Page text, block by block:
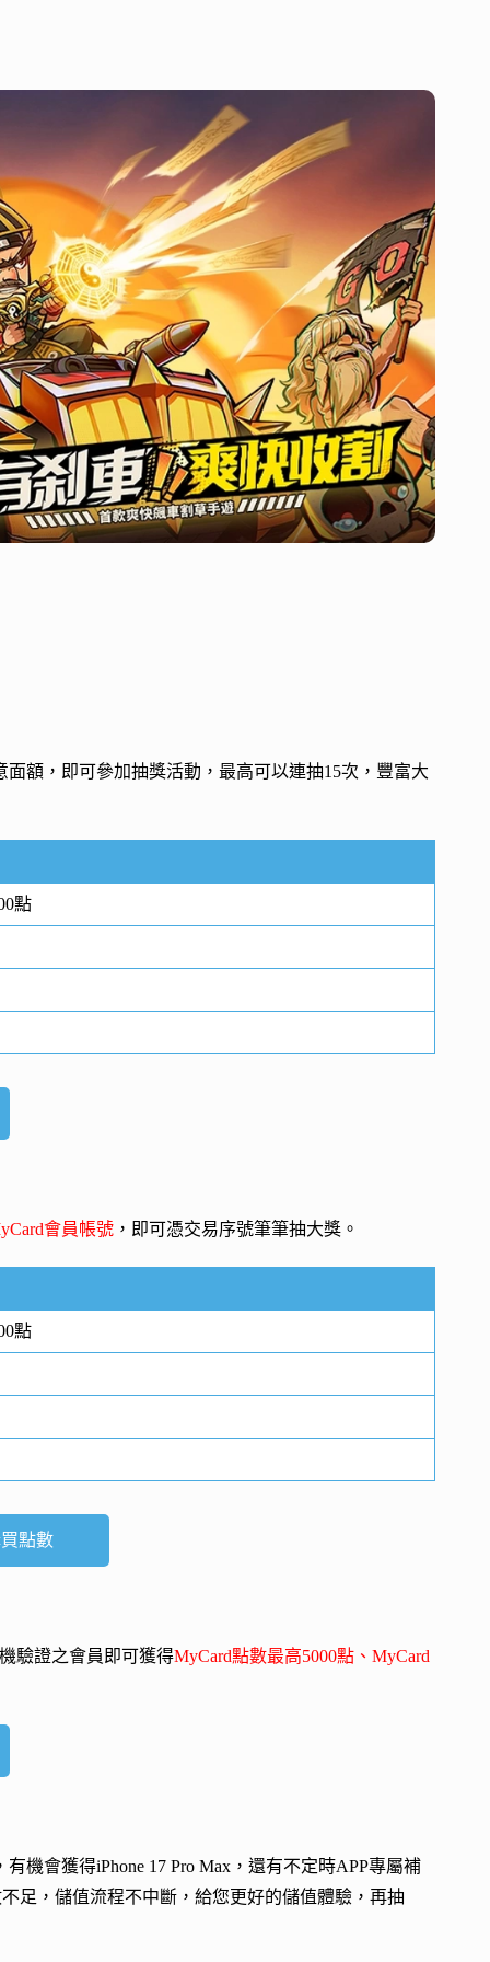
面額，即可參加抽獎活動，最高可以連抽15次，豐富大
點
會員帳號 ，即可憑交易序號筆筆抽大獎。
點
點數
機驗證之會員即可獲得MyCard點數最高5000點、MyCard
有機會獲得iPhone 17 Pro Max ，還有不定時APP專屬補
足，儲值流程不中斷，給您更好的儲值體驗，再抽